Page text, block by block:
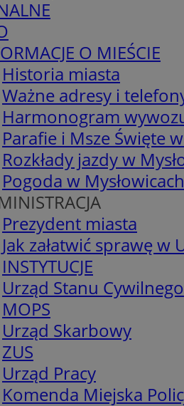
O MIEŚCIE
Historia miasta
Ważne adresy i
Harmonogram
Parafie i Msze Święte
Rozkłady jazdy w
Pogoda w Mysłowicach
Prezydent miasta
Jak załatwić sprawę w
INSTYTUCJE
Urząd Stanu Cywilnego
MOPS
Urząd Skarbowy
ZUS
Urząd Pracy
Komenda Miejska